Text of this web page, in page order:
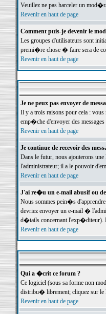
Veuillez ne pas harceler un
Revenir en haut de page
Comment puis-je devenir le
Les groupes d'utilisateurs sont
premi�re chose � faire sera de
Revenir en haut de page
Je ne peux pas envoyer de
Il y a trois raisons pour cela :
emp�che d'envoyer des
Revenir en haut de page
Je continue de recevoir des
Dans le futur, nous ajouterons
l'administrateur; il a le pouvoir
Revenir en haut de page
J'ai re�u un e-mail abusif ou
Nous sommes pein�s
devriez envoyer un e-mail �
d�tails concernant l'exp�diteur).
Revenir en haut de page
Qui a �crit ce forum ?
Ce logiciel (sous sa forme non
distribu� librement; cliquez sur
Revenir en haut de page